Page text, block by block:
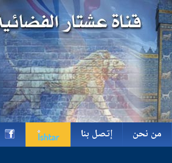
من نحن
إتصل بنا